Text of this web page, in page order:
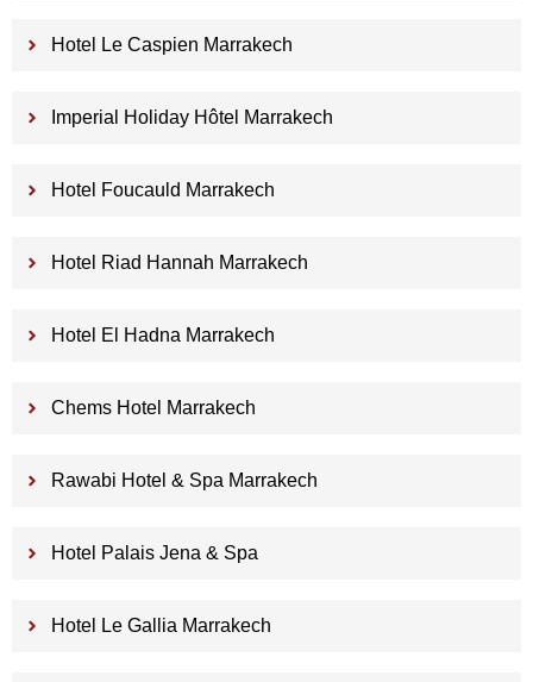
Hotel Le Caspien Marrakech
Imperial Holiday Hôtel Marrakech
Hotel Foucauld Marrakech
Hotel Riad Hannah Marrakech
Hotel El Hadna Marrakech
Chems Hotel Marrakech
Rawabi Hotel & Spa Marrakech
Hotel Palais Jena & Spa
Hotel Le Gallia Marrakech